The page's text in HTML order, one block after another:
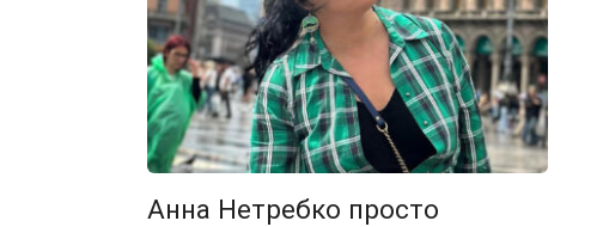
Анна Нетребко просто